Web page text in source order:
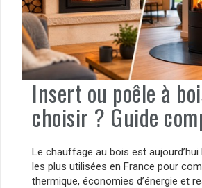
Insert ou poêle à
choisir ? Guide
Le chauffage au bois est aujourd’hui
les plus utilisées en France pour
thermique, économies d’énergie et